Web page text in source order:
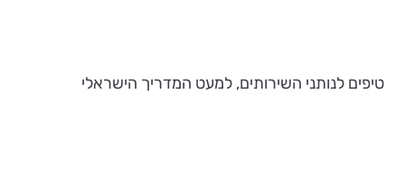
טיפים לנותני השירותים, למעט המדריך הישראלי